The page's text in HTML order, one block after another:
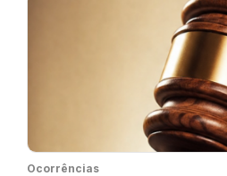
Ocorrências